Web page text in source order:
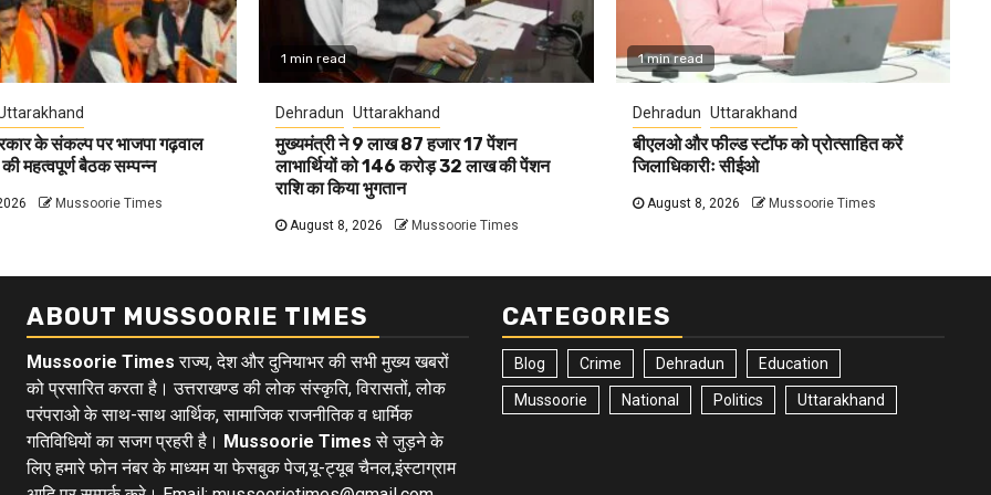
के संकल्प पर भाजपा गढ़वाल
महत्वपूर्ण बैठक सम्पन्न
Mussoorie Times
1 min read
Dehradun Uttarakhand
मुख्यमंत्री ने 9 लाख 87 हजार 17 पेंशन
लाभार्थियों को 146 करोड़ 32 लाख की पेंशन
राशि का किया भुगतान
August 8, 2026 Mussoorie Times
1 min read
Dehradun Uttarakhand
बीएलओ और फील्ड स्टॉफ को प्रोत्साहित करें
जिलाधिकारीः सीईओ
August 8, 2026 Mussoorie Times
ABOUT MUSSOORIE TIMES
Mussoorie Times राज्य, देश और दुनियाभर की सभी मुख्य खबरों
को प्रसारित करता है। उत्तराखण्ड की लोक संस्कृति, विरासतों, लोक
परंपराओ के साथ-साथ आर्थिक, सामाजिक राजनीतिक व धार्मिक
गतिविधियों का सजग प्रहरी है। Mussoorie Times से जुड़ने के
लिए हमारे फोन नंबर के माध्यम या फेसबुक पेज,यू-ट्यूब चैनल,इंस्टाग्राम
CATEGORIES
Blog Crime Dehradun Education
Mussoorie National Politics Uttarakhand